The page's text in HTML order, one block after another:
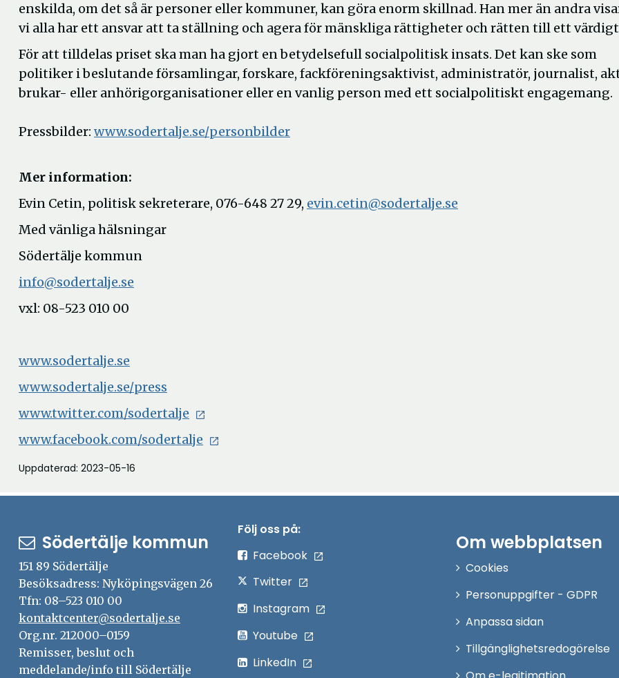
enskilda, om det så är personer eller kommuner, kan göra enorm skillnad. Han mer än andra
vi alla har ett ansvar att ta ställning och agera för mänskliga rättigheter och rätten till ett värdigt
För att tilldelas priset ska man ha gjort en betydelsefull socialpolitisk insats. Det kan ske som
politiker i beslutande församlingar, forskare, fackföreningsaktivist, administratör, journalist,
brukar- eller anhörigorganisationer eller en vanlig person med ett socialpolitiskt engagemang.
Pressbilder: www.sodertalje.se/personbilder
Mer information:
Evin Cetin, politisk sekreterare, 076-648 27 29, evin.cetin@sodertalje.se
Med vänliga hälsningar
Södertälje kommun
info@sodertalje.se
vxl: 08-523 010 00
www.sodertalje.se
www.sodertalje.se/press
www.twitter.com/sodertalje
www.facebook.com/sodertalje
Uppdaterad: 2023-05-16
Södertälje kommun
151 89 Södertälje
Besöksadress: Nyköpingsvägen 26
Tfn: 08–523 010 00
kontaktcenter@sodertalje.se
Org.nr. 212000–0159
Remisser, beslut och
meddelande/info till Södertälje
Följ oss på:
Facebook
Twitter
Instagram
Youtube
LinkedIn
Om webbplatsen
Cookies
Personuppgifter - GDPR
Anpassa sidan
Tillgänglighetsredogörelse